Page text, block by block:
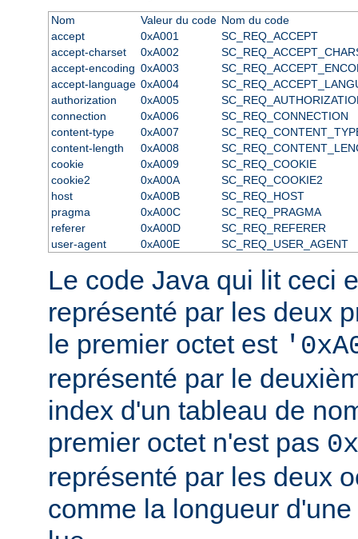
Nom Valeur du code Nom du code
accept
0xA001
SC_REQ_ACCEPT
accept-charset
0xA002
accept-encoding 0xA003
accept-language 0xA004
authorization
0xA005
connection
0xA006
SC_REQ_CONNECTION
content-type
0xA007
content-length
0xA008
cookie
0xA009
SC_REQ_COOKIE
cookie2
0xA00A
SC_REQ_COOKIE2
host
0xA00B
SC_REQ_HOST
pragma
0xA00C
SC_REQ_PRAGMA
referer
0xA00D
SC_REQ_REFERER
user-agent
0xA00E SC_REQ_USER_AGENT
Le code Java qui lit ceci
représenté par les deux
le premier octet est
représenté par le
index d'un tableau de
premier octet n'est pas
représenté par les deux
comme la longueur